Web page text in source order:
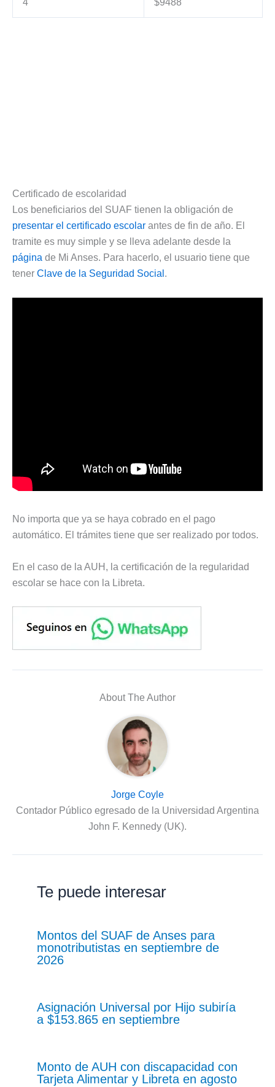
4 $9488
Certificado de escolaridad
Los beneficiarios del SUAF tienen la obligación de
presentar el certificado escolar antes de fin de año. El
tramite es muy simple y se lleva adelante desde la
página de Mi Anses. Para hacerlo, el usuario tiene que
tener Clave de la Seguridad Social .
No importa que ya se haya cobrado en el pago
automático. El trámites tiene que ser realizado por todos.
En el caso de la AUH, la certificación de la regularidad
escolar se hace con la Libreta.
About The Author
Jorge Coyle
Contador Público egresado de la Universidad Argentina
John F. Kennedy (UK).
Te puede interesar
Montos del SUAF de Anses para
monotributistas en septiembre de
2026
Asignación Universal por Hijo subiría
a $153.865 en septiembre
Monto de AUH con discapacidad con
Tarjeta Alimentar y Libreta en agosto